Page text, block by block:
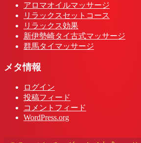
アロマオイルマッサージ
リラックスセットコース
リラックス効果
新伊勢崎タイ古式マッサージ
群馬タイマッサージ
メタ情報
ログイン
投稿フィード
コメントフィード
WordPress.org